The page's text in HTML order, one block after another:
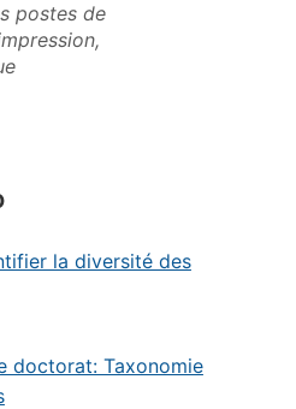
la diversité des
doctorat: Taxonomie
postes de